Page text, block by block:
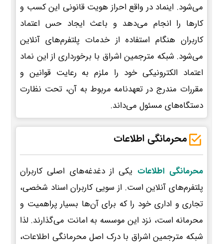
می‌شود. اینماد در واقع احراز هویت قانونی این کسب و
کارها را انجام می‌دهد و باعث ایجاد حس اعتماد
کاربران هنگام استفاده از خدمات پلتفرم‌های آنلاین
می‌شود. شبکه مترجمین اشراق با برخورداری از این نماد
اعتماد الکترونیکی خود را ملزم به رعایت قوانین و
مقررات مندرج در تعهدنامه مربوط به آن، تحت نظارت
دستگاه‌های مسئول می‌داند.
محرمانگی اطلاعات
محرمانگی اطلاعات یکی از دغدغه‌های اصلی کاربران
پلتفرم‌های آنلاین است. از سویی کاربران اسناد شخصی،
تجاری و اداری خود را که برای آن‌ها بسیار پراهمیت و
محرمانه است، نزد این موسسه به امانت می‌گذارند. لذا
شبکه مترجمین اشراق با درک اصل محرمانگی اطلاعات،